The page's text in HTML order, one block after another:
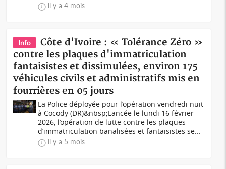
il y a 4 mois
Info
Côte d'Ivoire : « Tolérance Zéro »
contre les plaques d'immatriculation
fantaisistes et dissimulées, environ 175
véhicules civils et administratifs mis en
fourrières en 05 jours
La Police déployée pour l’opération vendredi nuit
à Cocody (DR)&nbsp;Lancée le lundi 16 février
2026, l’opération de lutte contre les plaques
d’immatriculation banalisées et fantaisistes se...
il y a 5 mois